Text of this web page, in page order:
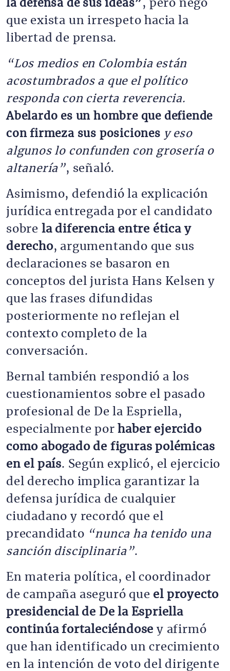
la defensa de sus ideas” , pero negó
que exista un irrespeto hacia la
libertad de prensa.
“Los medios en Colombia están
acostumbrados a que el político
responda con cierta reverencia.
Abelardo es un hombre que defiende
con firmeza sus posiciones y eso
algunos lo confunden con grosería o
altanería”, señaló.
Asimismo, defendió la explicación
jurídica entregada por el candidato
sobre la diferencia entre ética y
derecho, argumentando que sus
declaraciones se basaron en
conceptos del jurista Hans Kelsen y
que las frases difundidas
posteriormente no reflejan el
contexto completo de la
conversación.
Bernal también respondió a los
cuestionamientos sobre el pasado
profesional de De la Espriella,
especialmente porhaber ejercido
como abogado de figuras polémicas
en el país. Según explicó, el ejercicio
del derecho implica garantizar la
defensa jurídica de cualquier
ciudadano y recordó que el
precandidato “nunca ha tenido una
sanción disciplinaria”.
En materia política, el coordinador
de campaña aseguró que el proyecto
presidencial de De la Espriella
continúa fortaleciéndose y afirmó
que han identificado un crecimiento
en la intención de voto del dirigente